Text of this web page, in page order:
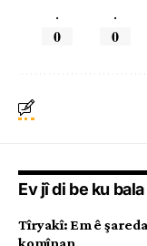
.
0
.
0
Ev jî di be ku
Tîryakî: Em ê